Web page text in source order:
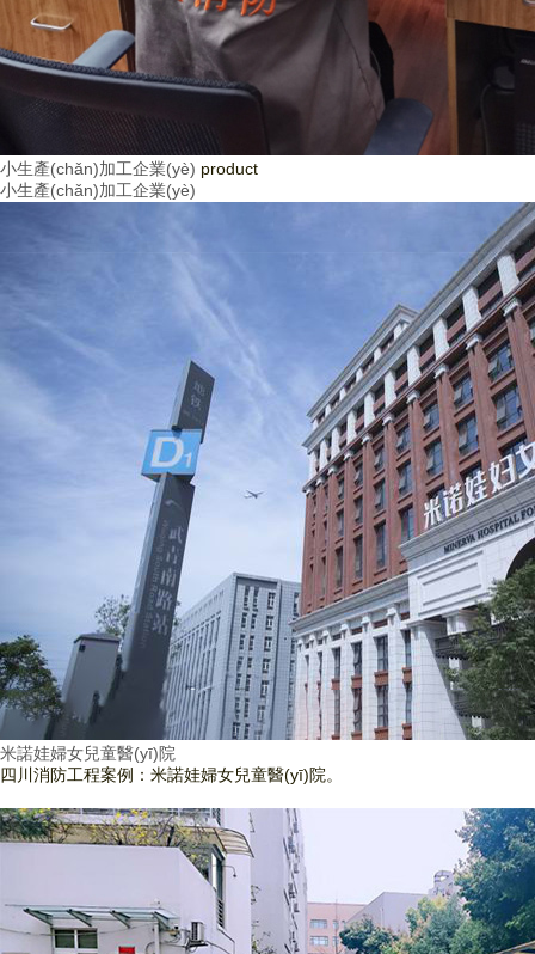
小生產(chǎn)加工企業(yè) product
小生產(chǎn)加工企業(yè)
米諾娃婦女兒童醫(yī)院
四川消防工程案例：米諾娃婦女兒童醫(yī)院。